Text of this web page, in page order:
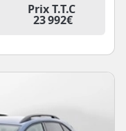
Prix T.T.C
23 992€